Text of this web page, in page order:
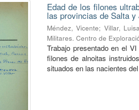
Edad de los filones
las provincias de Salta y
Méndez, Vicente; Villar,
Militares. Centro de
Trabajo presentado en el
filones de alnoitas
situados en las nacientes